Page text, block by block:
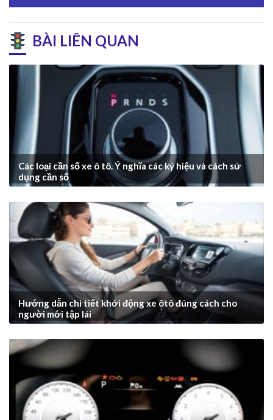
BÀI LIÊN QUAN
Các loại cần số xe ô tô. Ý nghĩa các ký hiệu và cách sử
dụng cần số
Hướng dẫn chi tiết khởi động xe ôtô đúng cách cho
người mới tập lái